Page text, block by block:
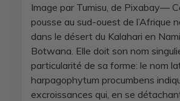
Image par Tumisu, de Pixabay—
pousse au sud-ouest de l’Afrique
dans le désert du Kalahari en
Botwana. Elle doit son nom
particularité de sa forme: le nom
harpagophytum procumbens
excroissances qui, en se